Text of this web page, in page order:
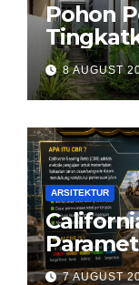
Pohon
8 AUGUST
ARSITEKTUR
Tanah
7 AUGUST